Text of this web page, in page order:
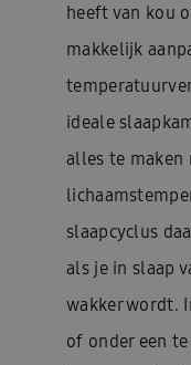
heeft van kou
makkelijk
ideale
alles te maken
slaapcyclus
als je in slaap
wakker wordt.
of onder een